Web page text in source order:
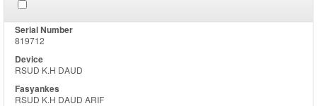
819712
RSUD K.H DAUD
RSUD K.H DAUD ARIF